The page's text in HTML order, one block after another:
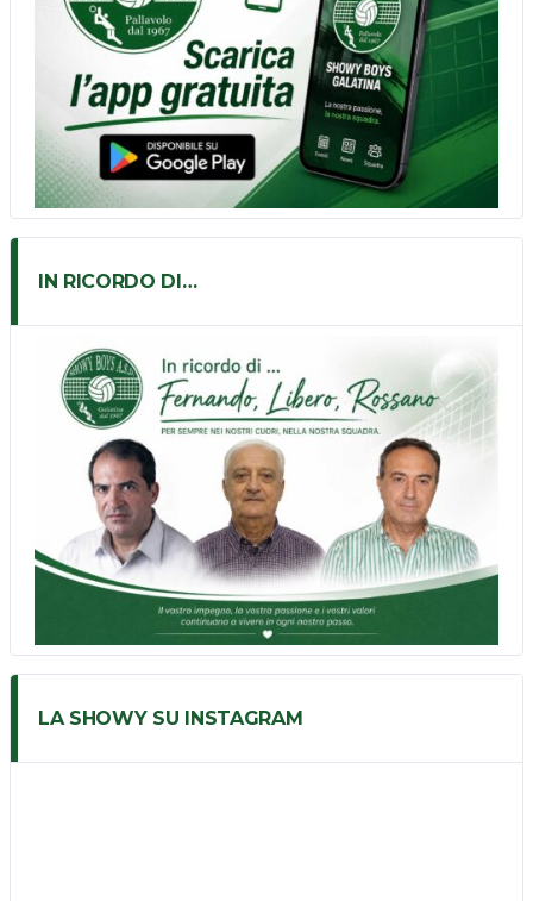
IN RICORDO DI…
LA SHOWY SU INSTAGRAM